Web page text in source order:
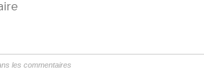
les commentaires